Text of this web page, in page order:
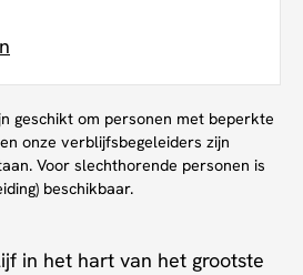
geschikt om personen met beperkte
onze verblijfsbegeleiders zijn
Voor slechthorende personen is
beschikbaar.
in het hart van het grootste